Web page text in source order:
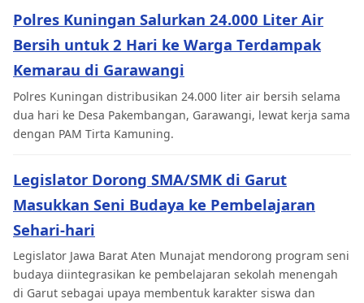
Polres Kuningan Salurkan 24.000 Liter Air
Bersih untuk 2 Hari ke Warga Terdampak
Kemarau di Garawangi
Polres Kuningan distribusikan 24.000 liter air bersih selama
dua hari ke Desa Pakembangan, Garawangi, lewat kerja sama
dengan PAM Tirta Kamuning.
Legislator Dorong SMA/SMK di Garut
Masukkan Seni Budaya ke Pembelajaran
Sehari-hari
Legislator Jawa Barat Aten Munajat mendorong program seni
budaya diintegrasikan ke pembelajaran sekolah menengah
di Garut sebagai upaya membentuk karakter siswa dan